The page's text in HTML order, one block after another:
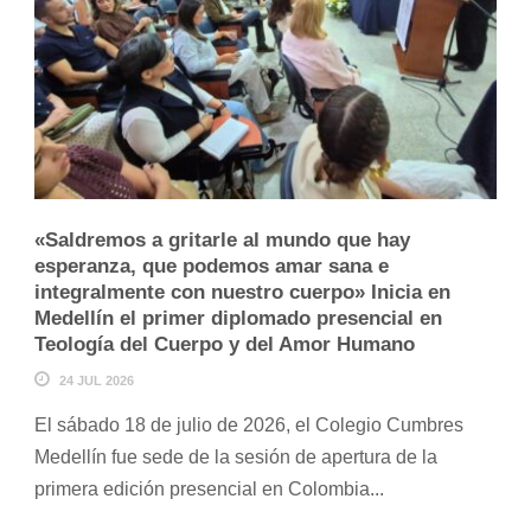
«Saldremos a gritarle al mundo que hay
esperanza, que podemos amar sana e
integralmente con nuestro cuerpo» Inicia en
Medellín el primer diplomado presencial en
Teología del Cuerpo y del Amor Humano
24 JUL 2026
El sábado 18 de julio de 2026, el Colegio Cumbres
Medellín fue sede de la sesión de apertura de la
primera edición presencial en Colombia...